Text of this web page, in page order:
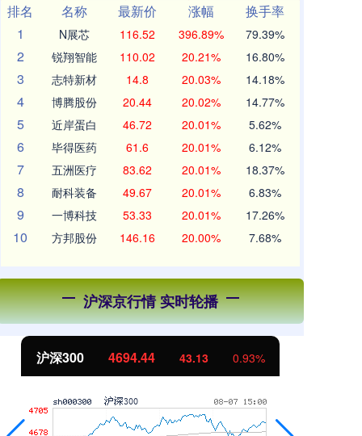
排名
名称 最新价 涨幅
换手率
1
N展芯 116.52 396.89% 79.39%
2 锐翔智能 110.02 20.21% 16.80%
3 志特新材 14.8 20.03% 14.18%
4 博腾股份 20.44 20.02% 14.77%
5 近岸蛋白 46.72 20.01% 5.62%
6 毕得医药 61.6 20.01% 6.12%
7 五洲医疗 83.62 20.01% 18.37%
8 耐科装备 49.67 20.01% 6.83%
9 一博科技 53.33 20.01% 17.26%
10 方邦股份 146.16 20.00% 7.68%
沪深京行情 实时轮播
北证50 1134.24 11.37 1.01%